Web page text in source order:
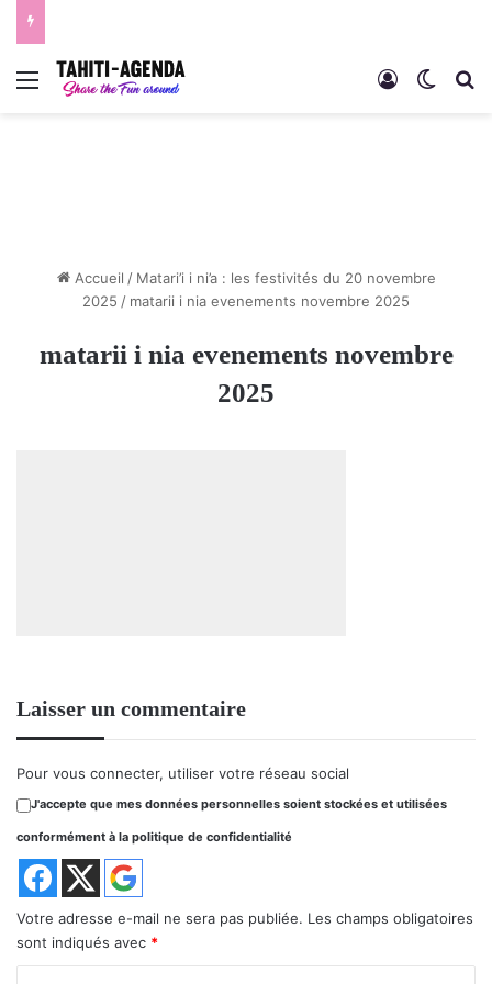
Menu Connexion
Accueil / Matari’i i ni’a : les festivités du 20 novembre
2025 / matarii i nia evenements novembre 2025
matarii i nia evenements novembre
2025
Laisser un commentaire
Pour vous connecter, utiliser votre réseau social
J'accepte que mes données personnelles soient stockées et utilisées
conformément à la politique de confidentialité
Votre adresse e-mail ne sera pas publiée. Les champs obligatoires
sont indiqués avec *